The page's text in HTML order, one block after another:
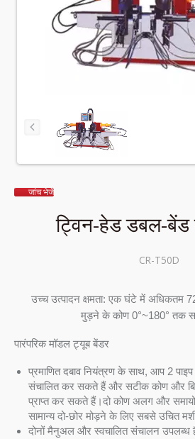
जांच भेजें
ट्विन-हेड डबल-
CR-T50D
उच्च उत्पादन क्षमता: एक घंटे में अधिकतम
मुड़ने के कोण 0°~180° तक
पारंपरिक मॉडल ट्यूब बेंडर
प्रमाणित दबाव नियंत्रण के साथ, आप 2
संचालित कर सकते हैं और सटीक कोण और बिना
प्राप्त कर सकते हैं।दो कोण अलग और
सामान्य दो-छोर मोड़ने के लिए सबसे उचित
दोनों मैनुअल और स्वचालित संचालन उपलब्ध